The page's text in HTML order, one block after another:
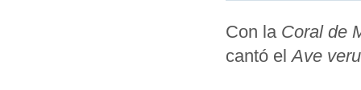
Con la Coral de
cantó elAve